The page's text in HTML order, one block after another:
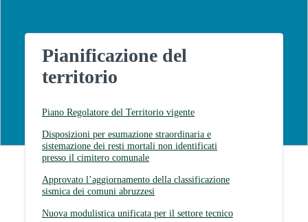
Pianificazione del
territorio
Piano Regolatore del Territorio vigente
Disposizioni per esumazione straordinaria e
sistemazione dei resti mortali non identificati
presso il cimitero comunale
Approvato l’aggiornamento della classificazione
sismica dei comuni abruzzesi
Nuova modulistica unificata per il settore tecnico